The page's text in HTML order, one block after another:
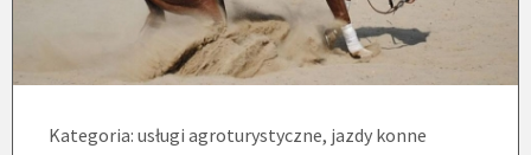
Kategoria: usługi agroturystyczne, jazdy konne